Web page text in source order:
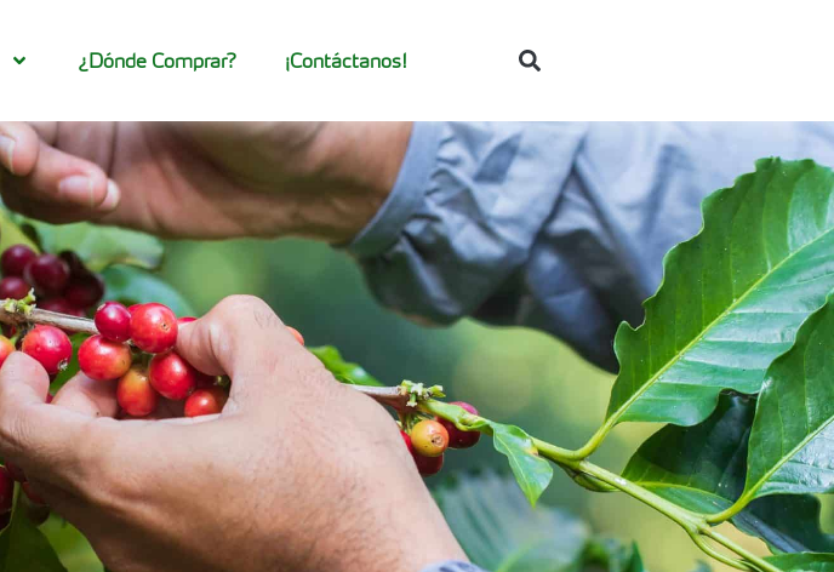
¿Dónde Comprar? ¡Contáctanos!